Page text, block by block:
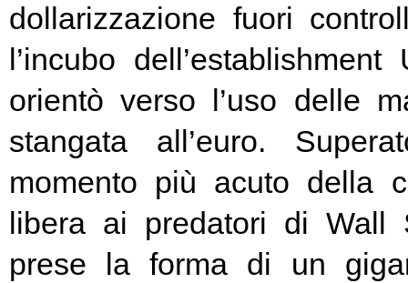
dollarizzazione fuori
l’incubo
orientò verso l’uso delle
stangata all’euro.
momento più acuto della
libera ai predatori di Wall
prese la forma di un